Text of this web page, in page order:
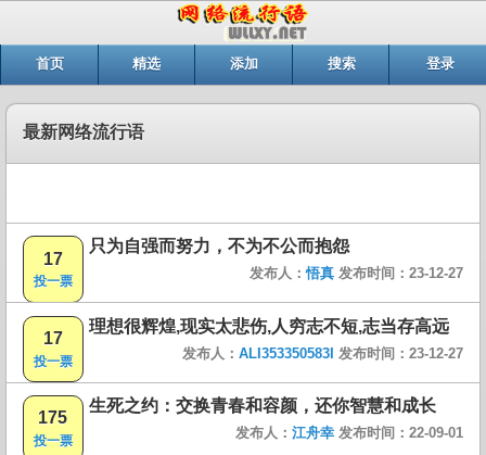
首页 精选 添加 搜索 登录
最新网络流行语
17
投一票
只为自强而努力，不为不公而抱怨
发布人：悟真 发布时间：23-12-27
17
投一票
理想很辉煌,现实太悲伤,人穷志不短,志当存高远
发布人： ALI353350583I 发布时间：23-12-27
175
投一票
生死之约：交换青春和容颜，还你智慧和成长
发布人： 江舟幸 发布时间：22-09-01